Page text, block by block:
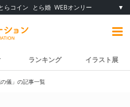
らコイン とら婚 WEBオンリー ▼
ランキング イラスト展
儀」の記事一覧